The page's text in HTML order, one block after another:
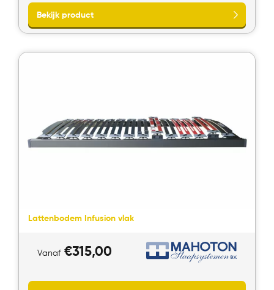
Bekijk product
Lattenbodem Infusion vlak
Vanaf €315,00